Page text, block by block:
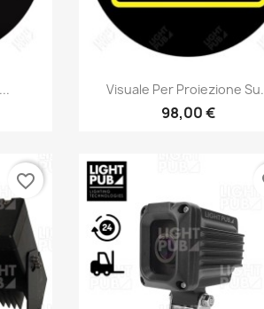
Visuale Per Proiezione
98,00 €
Anteprima
favorite_border